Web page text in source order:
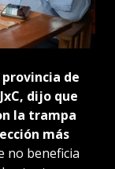
de
dijo que
la trampa
más
no beneficia